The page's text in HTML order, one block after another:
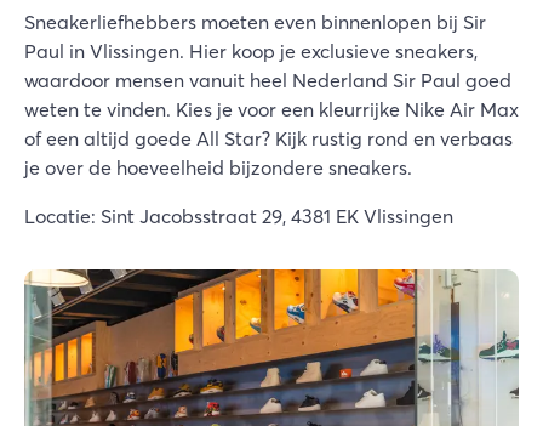
Sneakerliefhebbers moeten even binnenlopen bij Sir
Paul in Vlissingen. Hier koop je exclusieve sneakers,
waardoor mensen vanuit heel Nederland Sir Paul goed
weten te vinden. Kies je voor een kleurrijke Nike Air Max
of een altijd goede All Star? Kijk rustig rond en verbaas
je over de hoeveelheid bijzondere sneakers.
Locatie: Sint Jacobsstraat 29, 4381 EK Vlissingen